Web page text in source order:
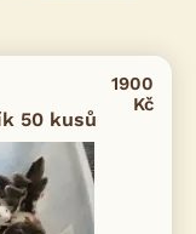
50 kusů
1900
Kč